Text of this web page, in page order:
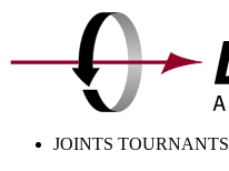
JOINTS TOURNANTS